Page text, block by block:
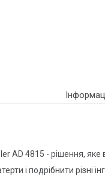
AD 4815 - рішення, яке
і подрібнити різні